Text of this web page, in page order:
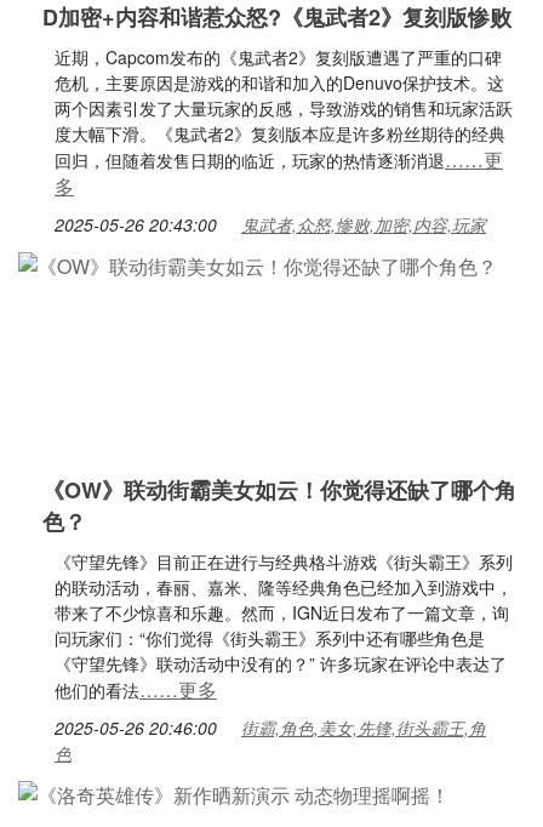
D加密+内容和谐惹众怒?《鬼武者2》复刻版惨败
近期，Capcom发布的《鬼武者2》复刻版遭遇了严重的口碑
危机，主要原因是游戏的和谐和加入的Denuvo保护技术。这
两个因素引发了大量玩家的反感，导致游戏的销售和玩家活跃
度大幅下滑。《鬼武者2》复刻版本应是许多粉丝期待的经典
回归，但随着发售日期的临近，玩家的热情逐渐消退……更
多
2025-05-26 20:43:00 鬼武者,众怒,惨败,加密,内容,玩家
《OW》联动街霸美女如云！你觉得还缺了哪个角
色？
《守望先锋》目前正在进行与经典格斗游戏《街头霸王》系列
的联动活动，春丽、嘉米、隆等经典角色已经加入到游戏中，
带来了不少惊喜和乐趣。然而，IGN近日发布了一篇文章，询
问玩家们：“你们觉得《街头霸王》系列中还有哪些角色是
《守望先锋》联动活动中没有的？” 许多玩家在评论中表达了
他们的看法……更多
2025-05-26 20:46:00
街霸,角色,美女,先锋,街头霸王,角
色